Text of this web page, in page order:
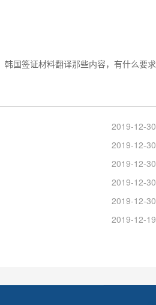
韩国签证材料翻译那些内容，有什么要求
2019-12-30
2019-12-30
2019-12-30
2019-12-30
2019-12-30
2019-12-19